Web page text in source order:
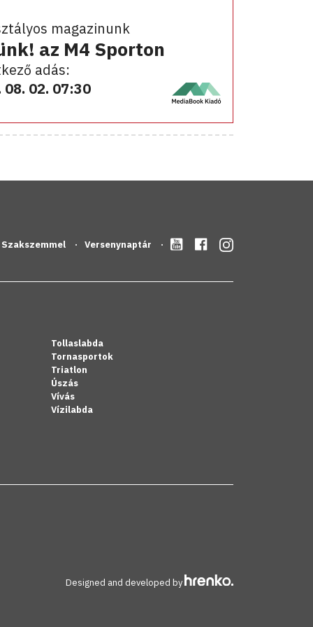
magazinunk
az M4 Sporton
adás:
08. 02. 07:30
Szakszemmel Versenynaptár
Tollaslabda
Tornasportok
Triatlon
Úszás
Vívás
Vízilabda
Designed and developed by